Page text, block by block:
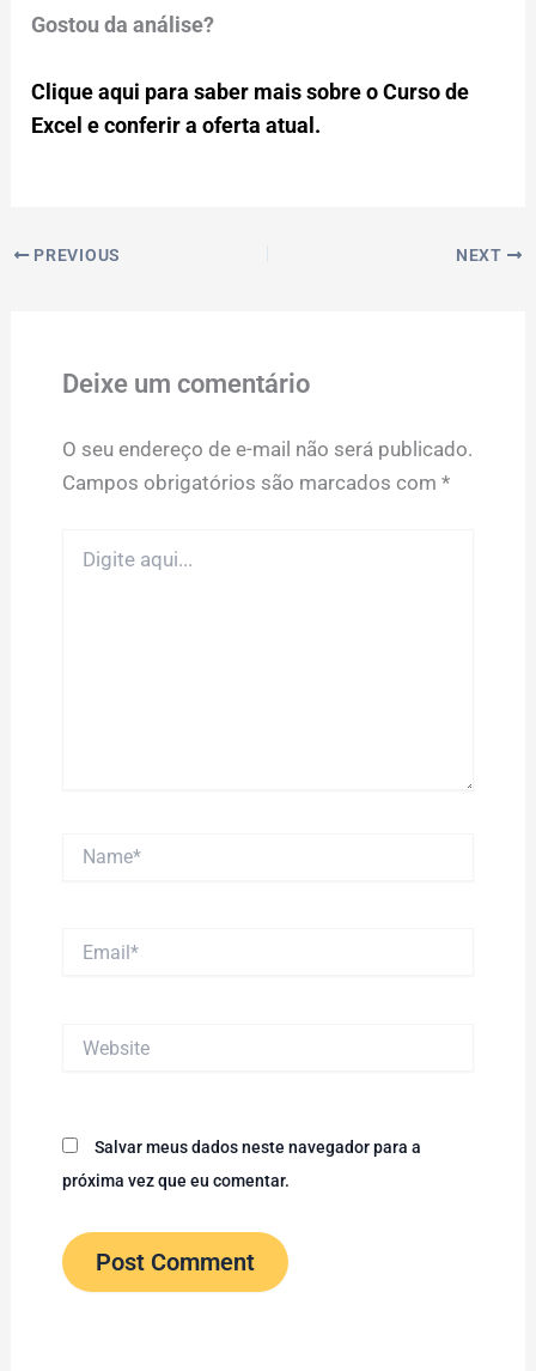
Gostou da análise?
Clique aqui para saber mais sobre o Curso de
Excel e conferir a oferta atual.
PREVIOUS NEXT
Deixe um comentário
O seu endereço de e-mail não será publicado.
Campos obrigatórios são marcados com *
aqui...
Salvar meus dados neste navegador para a
próxima vez que eu comentar.